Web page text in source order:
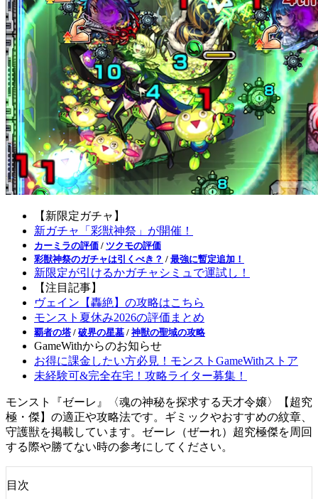
【新限定ガチャ】
新ガチャ「彩獣神祭」が開催！
カーミラの評価 / ツクモの評価
彩獣神祭のガチャは引くべき？ / 最強に暫定追加！
新限定が引けるかガチャシミュで運試し！
【注目記事】
ヴェイン【轟絶】の攻略はこちら
モンスト夏休み2026の評価まとめ
覇者の塔 / 破界の星墓 / 神獣の聖域の攻略
GameWithからのお知らせ
お得に課金したい方必見！モンストGameWithストア
未経験可&完全在宅！攻略ライター募集！
モンスト『ゼーレ』〈魂の神秘を探求する天才令嬢〉【超究
極・傑】の適正や攻略法です。ギミックやおすすめの紋章、
守護獣を掲載しています。ゼーレ（ぜーれ）超究極傑を周回
する際や勝てない時の参考にしてください。
目次